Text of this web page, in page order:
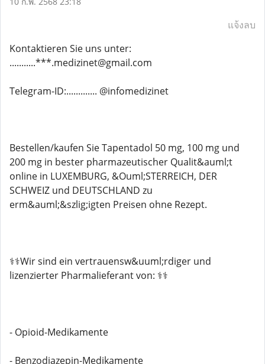
แจ้งลบ
Kontaktieren Sie uns unter:
...........***.medizinet@gmail.com
Telegram-ID:............. @infomedizinet
Bestellen/kaufen Sie Tapentadol 50 mg, 100 mg und
200 mg in bester pharmazeutischer Qualit&auml;t
online in LUXEMBURG, &Ouml;STERREICH, DER
SCHWEIZ und DEUTSCHLAND zu
erm&auml;&szlig;igten Preisen ohne Rezept.
⚕️⚕️Wir sind ein vertrauensw&uuml;rdiger und
lizenzierter Pharmalieferant von: ⚕️⚕️
- Opioid-Medikamente
- Benzodiazepin-Medikamente